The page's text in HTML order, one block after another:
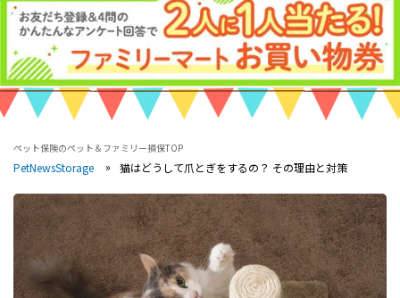
ペット保険のペット＆ファミリー損保TOP
PetNewsStorage 猫はどうして爪とぎをするの？ その理由と対策